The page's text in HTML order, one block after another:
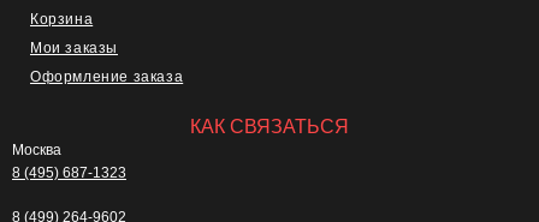
Корзина
Мои заказы
Оформление заказа
КАК СВЯЗАТЬСЯ
Москва
8 (495) 687-1323
8 (499) 264-9602